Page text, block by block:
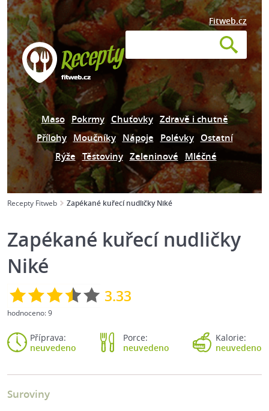
Fitweb.cz
Maso Pokrmy Chuťovky Zdravě i chutně
Přílohy Moučníky Nápoje Polévky Ostatní
Rýže Těstoviny Zeleninové Mléčné
Recepty Fitweb Zapékané kuřecí nudličky Niké
Zapékané kuřecí nudličky
Niké
3.33
hodnoceno:9
Příprava:
neuvedeno
Porce:
neuvedeno
Kalorie:
neuvedeno
Suroviny